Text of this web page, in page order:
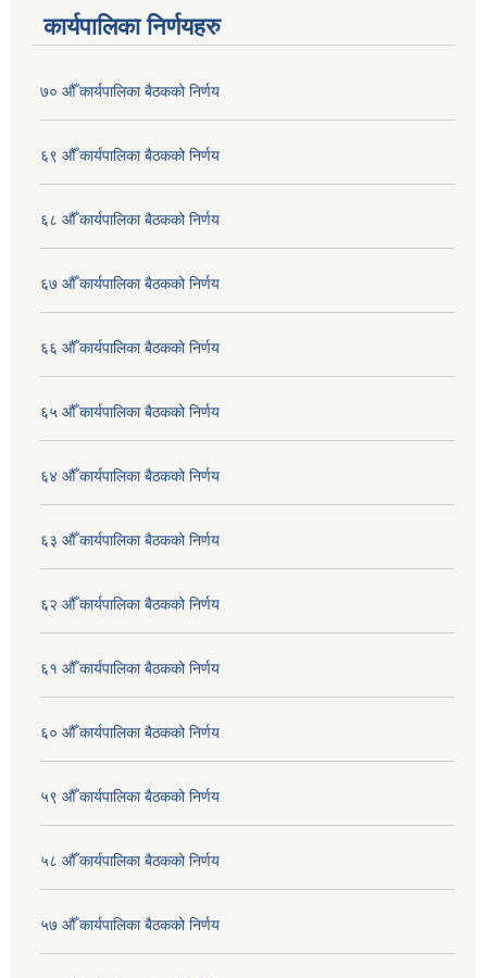
कार्यपालिका निर्णयहरु
७० औँ कार्यपालिका बैठकको निर्णय
६९ औँ कार्यपालिका बैठकको निर्णय
६८ औँ कार्यपालिका बैठकको निर्णय
६७ औँ कार्यपालिका बैठकको निर्णय
६६ औँ कार्यपालिका बैठकको निर्णय
६५ औँ कार्यपालिका बैठकको निर्णय
६४ औँ कार्यपालिका बैठकको निर्णय
६३ औँ कार्यपालिका बैठकको निर्णय
६२ औँ कार्यपालिका बैठकको निर्णय
६१ औँ कार्यपालिका बैठकको निर्णय
६० औँ कार्यपालिका बैठकको निर्णय
५९ औँ कार्यपालिका बैठकको निर्णय
५८ औँ कार्यपालिका बैठकको निर्णय
५७ औँ कार्यपालिका बैठकको निर्णय